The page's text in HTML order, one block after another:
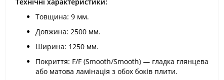
Товщина: 9 мм.
Довжина: 2500 мм.
Ширина: 1250 мм.
Покриття: F/F (Smooth/Smooth) — гладка глянцева
або матова ламінація з обох боків плити.